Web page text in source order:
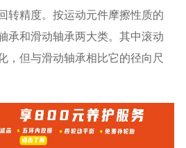
转精度。按运动元件摩擦性质的
承和滑动轴承两大类。其中滚动
，但与滑动轴承相比它的径向尺